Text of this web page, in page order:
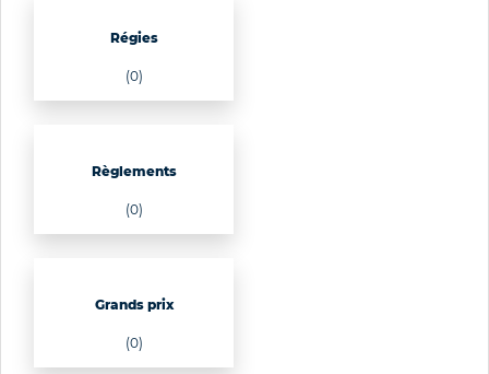
Régies
(0)
Règlements
(0)
Grands prix
(0)